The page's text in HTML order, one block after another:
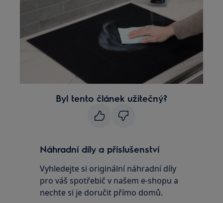
Byl tento článek užitečný?
Náhradní díly a příslušenství
Vyhledejte si originální náhradní díly
pro váš spotřebič v našem e-shopu a
nechte si je doručit přímo domů.